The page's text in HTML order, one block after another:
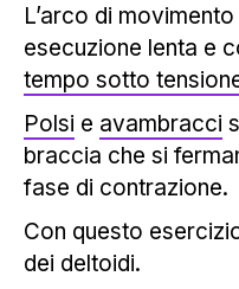
L’arco di
esecuzione lenta e
tempo sotto
Polsi e avambracci
braccia che si
fase di contrazione.
Con questo
dei deltoidi.